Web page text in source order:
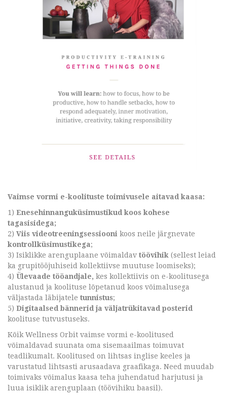
Vaimse vormi e-koolituste toimivusele aitavad kaasa:
1) Enesehinnanguküsimustikud koos kohese
tagasisidega;
2) Viis videotreeningsessiooni koos neile järgnevate
kontrollküsimustikega;
3) Isiklikke arenguplaane võimaldav töövihik (sellest leiad
ka grupitööjuhiseid kollektiivse muutuse loomiseks);
4) Ülevaade tööandjale, kes kollektiivis on e-koolitusega
alustanud ja koolituse lõpetanud koos võimalusega
väljastada läbijatele tunnistus;
5) Digitaalsed bännerid ja väljatrükitavad posterid
koolituse tutvustuseks.
Kõik Wellness Orbit vaimse vormi e-koolitused
võimaldavad suunata oma sisemaailmas toimuvat
teadlikumalt. Koolitused on lihtsas inglise keeles ja
varustatud lihtsasti arusaadava graafikaga. Need muudab
toimivaks võimalus kaasa teha juhendatud harjutusi ja
luua isiklik arenguplaan (töövihiku baasil).